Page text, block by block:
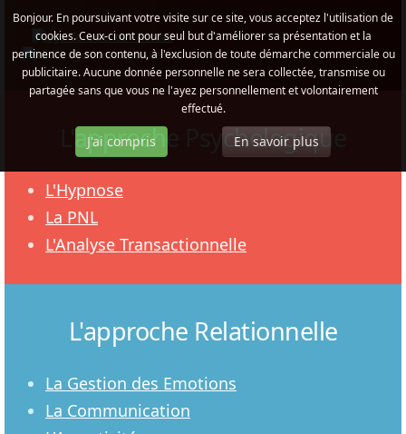
Bonjour. En poursuivant votre visite sur ce site, vous acceptez l'utilisation de
cookies. Ceux-ci ont pour seul but d'améliorer sa présentation et la
pertinence de son contenu, à l'exclusion de toute démarche commerciale ou
publicitaire. Aucune donnée personnelle ne sera collectée, transmise ou
partagée sans que vous ne l'ayez personnellement et volontairement
effectué.
J'ai compris En savoir plus
L'approche Psychologique
L'Hypnose
La PNL
L'Analyse Transactionnelle
L'approche Relationnelle
La Gestion des Emotions
La Communication